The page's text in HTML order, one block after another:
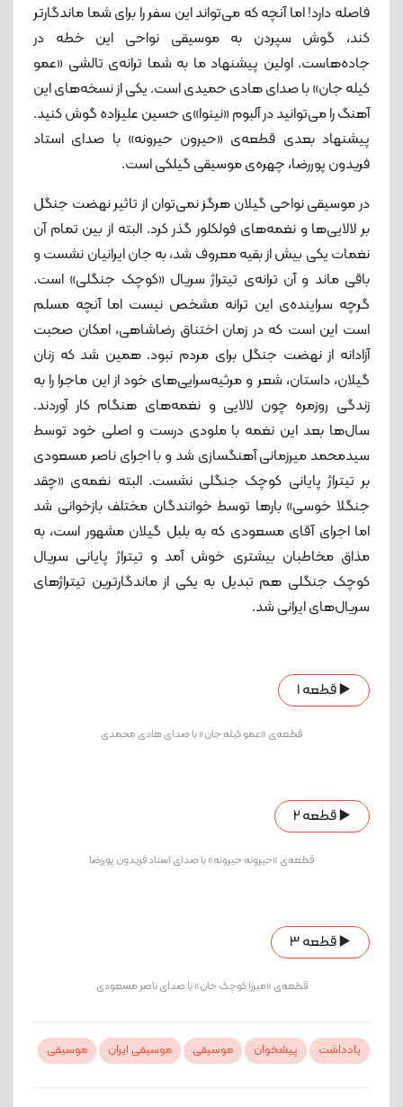
فاصله دارد! اما آنچه که می‌تواند این سفر را برای شما ماندگارتر
کند، گوش سپردن به موسیقی نواحی این خطه در
جاده‌هاست. اولین پیشنهاد ما به شما ترانه‌ی تالشی «عمو
کیله جان» با صدای هادی حمیدی است. یکی از نسخه‌های این
آهنگ را می‌توانید در آلبوم «نینوا»ی حسین علیزاده گوش کنید.
پیشنهاد بعدی قطعه‌ی «حیرون حیرونه» با صدای استاد
فریدون پوررضا، چهره‌ی موسیقی گیلکی است.
در موسیقی نواحی گیلان هرگز نمی‌توان از تاثیر نهضت جنگل
بر لالایی‌ها و نغمه‌های فولکلور گذر کرد. البته از بین تمام آن
نغمات یکی بیش از بقیه معروف شد، به جان ایرانیان نشست و
باقی ماند و آن ترانه‌ی تیتراژ سریال «کوچک جنگلی» است.
گرچه سراینده‌ی این ترانه مشخص نیست اما آنچه مسلم
است این است که در زمان اختناق رضاشاهی، امکان صحبت
آزادانه از نهضت جنگل برای مردم نبود. همین شد که زنان
گیلان، داستان‌، شعر و مرثیه‌سرایی‌های خود از این ماجرا را به
زندگی روزمره چون لالایی و نغمه‌های هنگام کار آوردند.
سال‌ها بعد این نغمه با ملودی درست و اصلی خود توسط
سیدمحمد میرزمانی آهنگسازی شد و با اجرای ناصر مسعودی
بر تیتراژ پایانی کوچک جنگلی نشست. البته نغمه‌ی «چقد
جنگلا خوسی» بارها توسط خوانندگان مختلف بازخوانی شد
اما اجرای آقای مسعودی که به بلبل گیلان مشهور است، به
مذاق مخاطبان بیشتری خوش آمد و تیتراژ پایانی سریال
کوچک جنگلی هم تبدیل به یکی از ماندگارترین تیتراژهای
سریال‌های ایرانی شد.
▶️ قطعه 1
قطعه‌ی «عمو کیله جان» با صدای هادی محمدی
▶️ قطعه 2
قطعه‌ی «حیرونه حیرونه» با صدای استاد فریدون پوررضا
▶️ قطعه 3
قطعه‌ی «میرزا کوچک خان» با صدای ناصر مسعودی
یادداشت پیشخوان موسیقی موسیقی ایران موسیقی